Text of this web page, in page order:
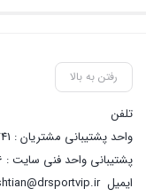
رفتن به بالا
تلفن
پشتیبانی واحد فنی سایت : 09058048656
ایمیل